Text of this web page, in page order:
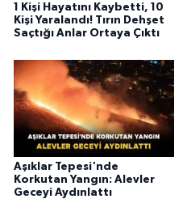
1 Kişi Hayatını Kaybetti, 10
Kişi Yaralandı! Tırın Dehşet
Saçtığı Anlar Ortaya Çıktı
Aşıklar Tepesi'nde
Korkutan Yangın: Alevler
Geceyi Aydınlattı